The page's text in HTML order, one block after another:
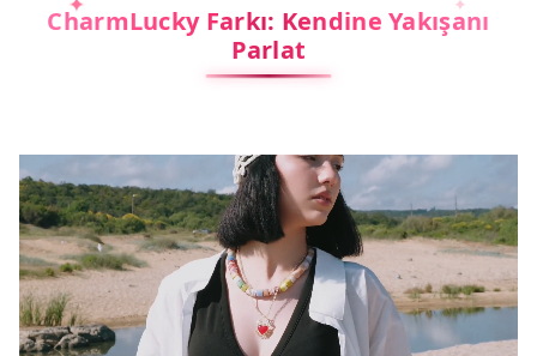
CharmLucky Farkı: Kendine Yakışanı
Parlat